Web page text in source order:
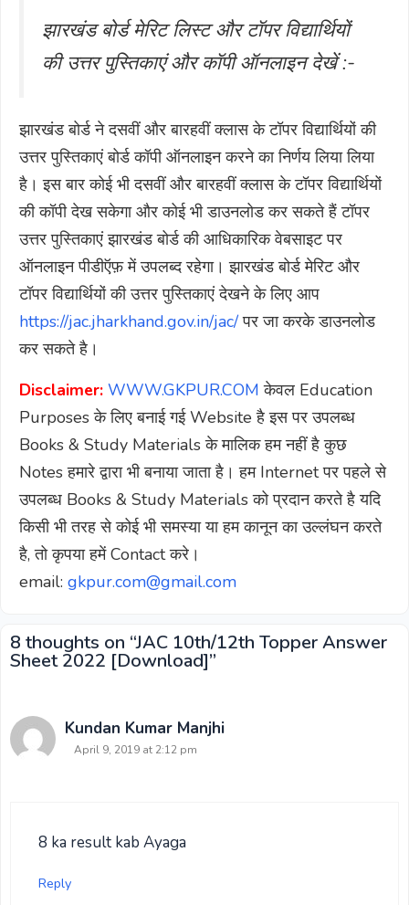
झारखंड बोर्ड मेरिट लिस्ट और टॉपर विद्यार्थियों
की उत्तर पुस्तिकाएं और कॉपी ऑनलाइन देखें :-
झारखंड बोर्ड ने दसवीं और बारहवीं क्लास के टॉपर विद्यार्थियों की
उत्तर पुस्तिकाएं बोर्ड कॉपी ऑनलाइन करने का निर्णय लिया लिया
है। इस बार कोई भी दसवीं और बारहवीं क्लास के टॉपर विद्यार्थियों
की कॉपी देख सकेगा और कोई भी डाउनलोड कर सकते हैं टॉपर
उत्तर पुस्तिकाएं झारखंड बोर्ड की आधिकारिक वेबसाइट पर
ऑनलाइन पीडीऍफ़ में उपलब्द रहेगा। झारखंड बोर्ड मेरिट और
टॉपर विद्यार्थियों की उत्तर पुस्तिकाएं देखने के लिए आप
https://jac.jharkhand.gov.in/jac/पर जा करके डाउनलोड
कर सकते है।
Disclaimer: WWW.GKPUR.COM केवल Education
Purposes के लिए बनाई गई Website है इस पर उपलब्ध
Books & Study Materials के मालिक हम नहीं है कुछ
Notes हमारे द्वारा भी बनाया जाता है। हम Internet पर पहले से
उपलब्ध Books & Study Materials को प्रदान करते है यदि
किसी भी तरह से कोई भी समस्या या हम कानून का उल्लंघन करते
है, तो कृपया हमें Contact करे।
email: gkpur.com@gmail.com
8 thoughts on “JAC 10th/12th Topper Answer
Sheet 2022 [Download]”
Kundan Kumar Manjhi
April 9, 2019 at 2:12 pm
8 ka result kab Ayaga
Reply